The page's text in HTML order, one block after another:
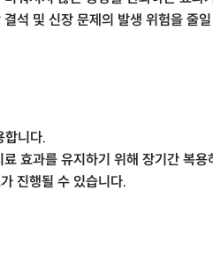
석 및 신장 문제의 발생 위험을 줄
합니다.
효과를 유지하기 위해 장기간 복용
진행될 수 있습니다.